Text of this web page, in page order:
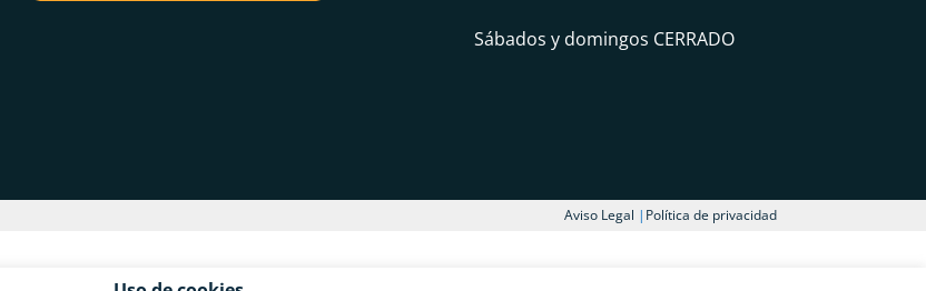
Sábados y domingos CERRADO
Aviso Legal | Política de privacidad